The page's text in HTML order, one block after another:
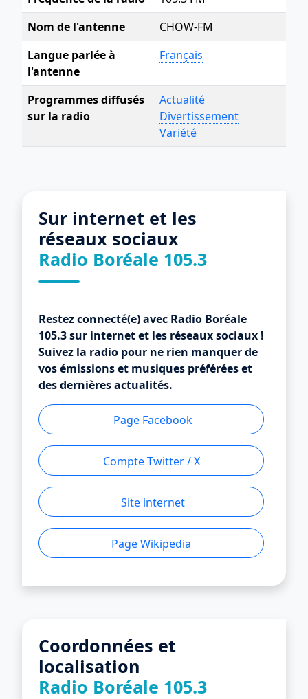
Nom de l'antenne
CHOW-FM
Langue parlée à
l'antenne
Français
Programmes diffusés
sur la radio
Actualité
Divertissement
Variété
Sur internet et les
réseaux sociaux
Radio Boréale 105.3
Restez connecté(e) avec Radio Boréale
105.3 sur internet et les réseaux sociaux !
Suivez la radio pour ne rien manquer de
vos émissions et musiques préférées et
des dernières actualités.
Page Facebook
Compte Twitter / X
Site internet
Page Wikipedia
Coordonnées et
localisation
Radio Boréale 105.3